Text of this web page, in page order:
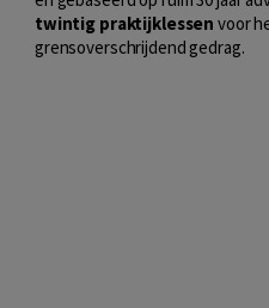
twintig praktijklessen voor
grensoverschrijdend gedrag.